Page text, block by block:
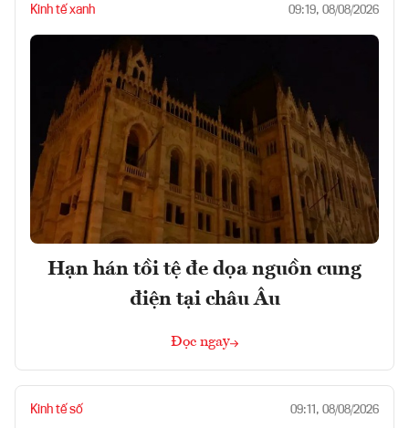
Kinh tế xanh 09:19, 08/08/2026
Hạn hán tồi tệ đe dọa nguồn cung
điện tại châu Âu
Đọc ngay
Kinh tế số 09:11, 08/08/2026